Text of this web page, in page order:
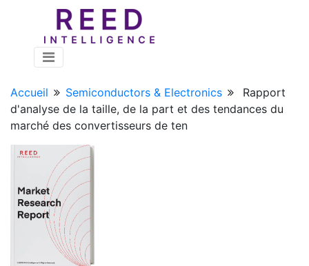
Accueil Semiconductors & Electronics
Rapport
d'analyse de la taille, de la part et des tendances du
marché des convertisseurs de ten